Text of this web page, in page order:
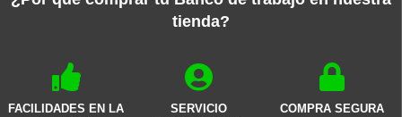
tienda?
FACILIDADES EN LA
SERVICIO
COMPRA SEGURA